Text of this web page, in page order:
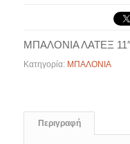
ΜΠΑΛΟΝΙΑ ΛΑΤΕΞ
Κατηγορία: ΜΠΑΛΟΝΙΑ
Περιγραφή